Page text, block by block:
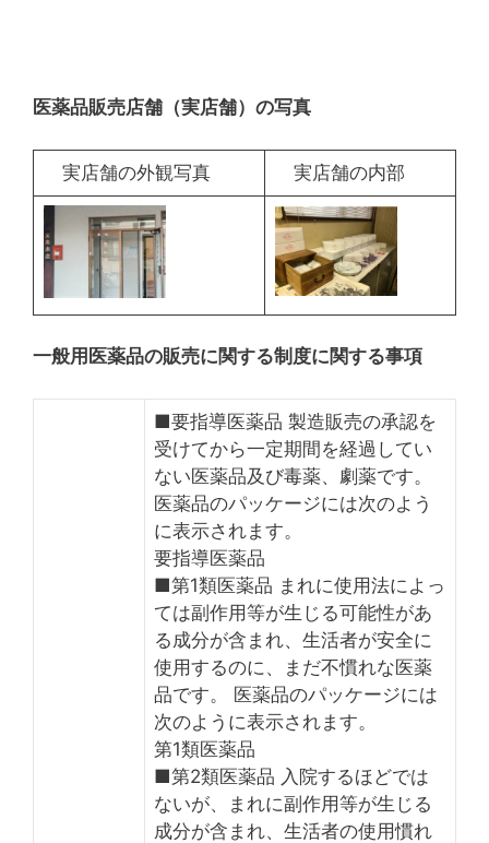
医薬品販売店舗（実店舗）の写真
実店舗の外観写真 実店舗の内部
一般用医薬品の販売に関する制度に関する事項
■要指導医薬品 製造販売の承認を
受けてから一定期間を経過してい
ない医薬品及び毒薬、劇薬です。
医薬品のパッケージには次のよう
に表示されます。
要指導医薬品
■第1類医薬品 まれに使用法によっ
ては副作用等が生じる可能性があ
る成分が含まれ、生活者が安全に
使用するのに、まだ不慣れな医薬
品です。 医薬品のパッケージには
次のように表示されます。
第1類医薬品
■第2類医薬品 入院するほどでは
ないが、まれに副作用等が生じる
成分が含まれ、生活者の使用慣れ